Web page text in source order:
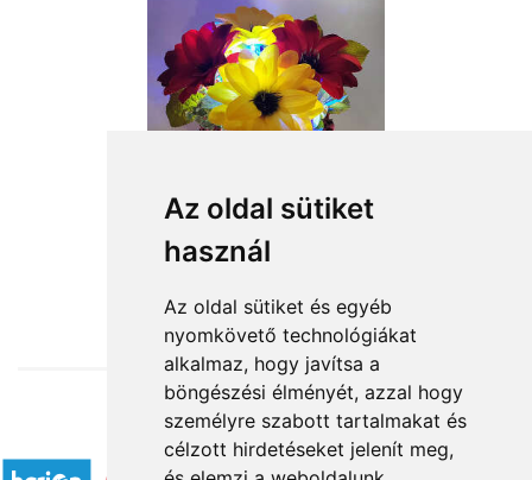
Az oldal sütiket
használ
Az oldal sütiket és egyéb
nyomkövető technológiákat
alkalmaz, hogy javítsa a
böngészési élményét, azzal hogy
személyre szabott tartalmakat és
célzott hirdetéseket jelenít meg,
Accepted payment methods